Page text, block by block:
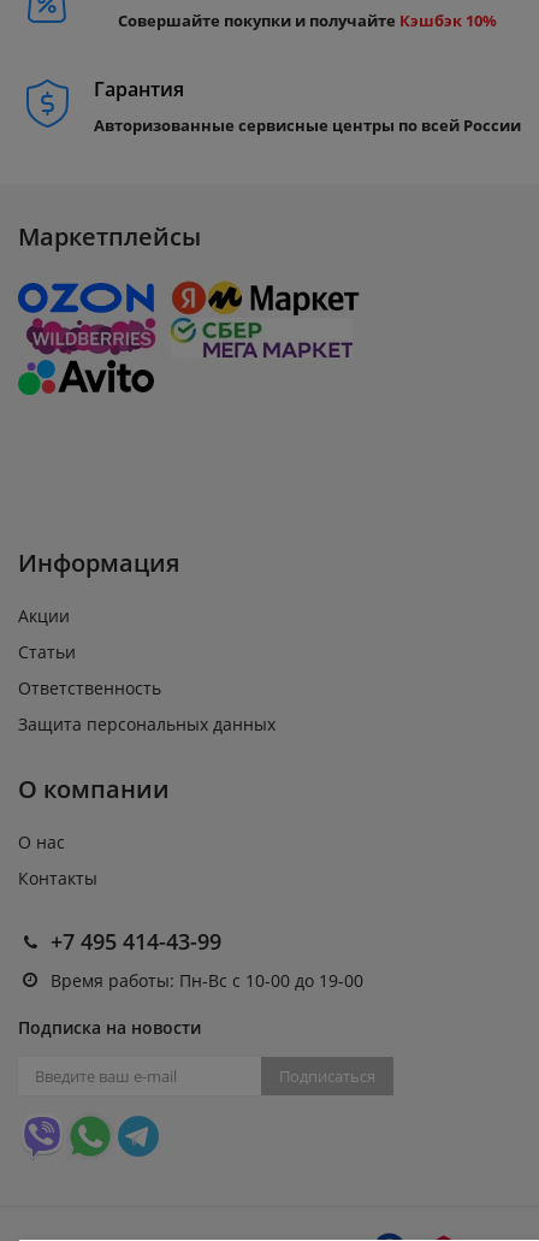
Совершайте покупки и получайте Кэшбэк 10%
Гарантия
Авторизованные сервисные центры по всей России
Маркетплейсы
Информация
Акции
Статьи
Ответственность
Защита персональных данных
О компании
О нас
Контакты
+7 495 414-43-99
Время работы: Пн-Вс с 10-00 до 19-00
Подписка на новости
Подписаться